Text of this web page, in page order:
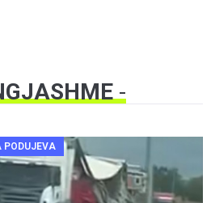
-
PODUJEVA